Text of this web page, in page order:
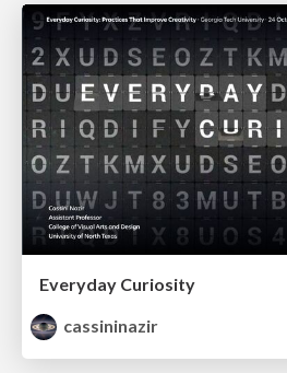
Everyday Curiosity
cassininazir